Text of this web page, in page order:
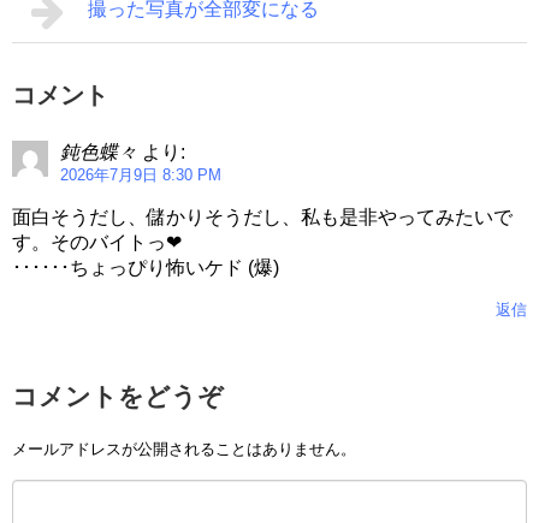
撮った写真が全部変になる
コメント
鈍色蝶々 より:
2026年7月9日 8:30 PM
面白そうだし、儲かりそうだし、私も是非やってみたいで
す。そのバイトっ❤
･･････ちょっぴり怖いケド (爆)
返信
コメントをどうぞ
メールアドレスが公開されることはありません。